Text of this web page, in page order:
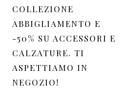
COLLEZIONE
ABBIGLIAMENTO E
-50% SU ACCESSORI E
CALZATURE. TI
ASPETTIAMO IN
NEGOZIO!